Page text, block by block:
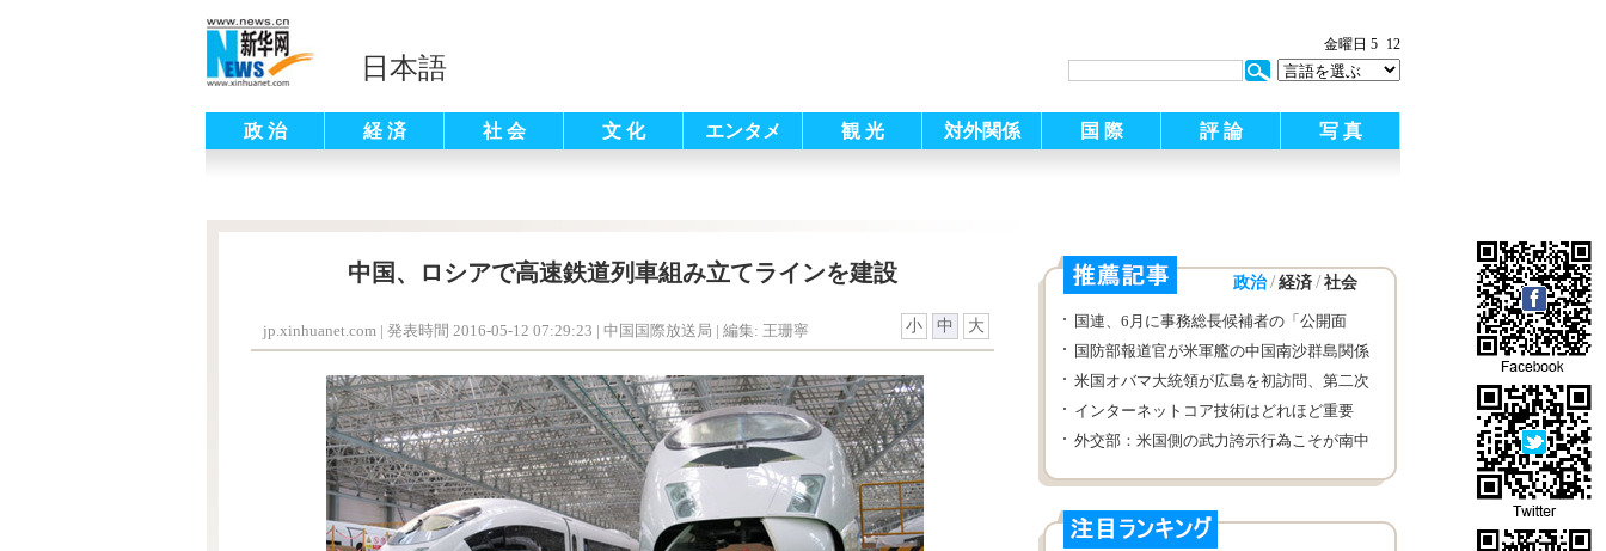
日本語
金曜日 5 12
政 治 経 済 社 会 文 化 エンタメ 観 光 対外関係 国 際 評 論 写 真
中国、ロシアで高速鉄道列車組み立てラインを建設
jp.xinhuanet.com | 発表時間 2016-05-12 07:29:23 | 中国国際放送局 | 編集: 王珊寧 小 中 大
政治 / 経済 / 社会
国連、6月に事務総長候補者の「公開面
接」を引き続き実施する予定
国防部報道官が米軍艦の中国南沙群島関係
島礁近くの海域進入について談話を発表
米国オバマ大統領が広島を初訪問、第二次
世界大戦中の原子爆弾投下への謝罪は行わ
ない
インターネットコア技術はどれほど重要
か、習近平主席の比喩を聞く
外交部：米国側の武力誇示行為こそが南中